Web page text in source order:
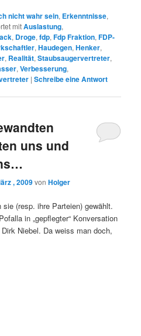
nicht wahr sein, Erkenntnisse,
mitAuslastung,
, Droge,fdp,Fdp Fraktion,FDP-
,Haudegen,Henker,
, Realität,Staubsaugervertreter,
,Verbesserung,
|Schreibe eine Antwort
uns und
, 2009vonHolger
(resp. ihre Parteien) gewählt.
in „gepflegter“ Konversation
Niebel. Da weiss man doch,